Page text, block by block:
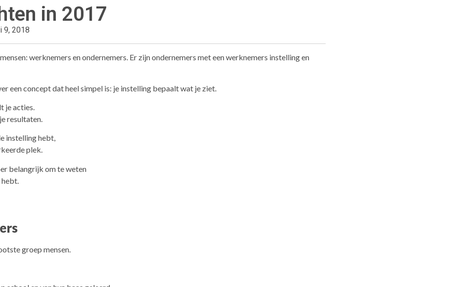
in 2017
9, 2018
werknemers en ondernemers. Er zijn ondernemers met een werknemers instelling en
een concept dat heel simpel is: je instelling bepaalt wat je ziet.
je acties.
resultaten.
instelling hebt,
plek.
belangrijk om te weten
groep mensen.